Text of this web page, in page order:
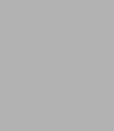
πληροφορίες
είναι μικρά